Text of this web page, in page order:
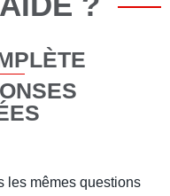
les mêmes questions